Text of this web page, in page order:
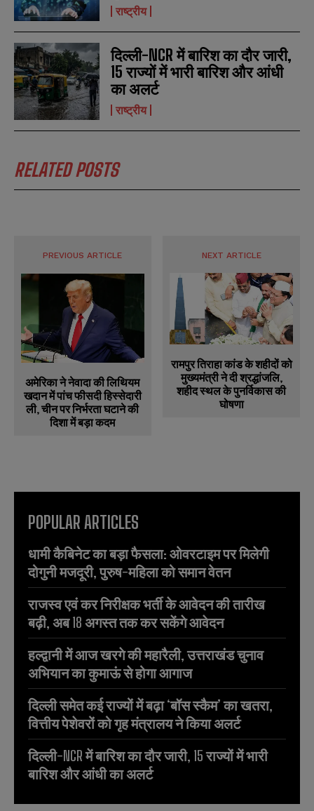
N
e
E
m
b
N
e
E
m
b
राष्ट्रीय
दिल्ली-NCR में बारिश का दौर जारी,
15 राज्यों में भारी बारिश और आंधी
का अलर्ट
राष्ट्रीय
RELATED POSTS
PREVIOUS ARTICLE
अमेरिका ने नेवादा की लिथियम
खदान में पांच फीसदी हिस्सेदारी
ली, चीन पर निर्भरता घटाने की
दिशा में बड़ा कदम
NEXT ARTICLE
रामपुर तिराहा कांड के शहीदों को
मुख्यमंत्री ने दी श्रद्धांजलि,
शहीद स्थल के पुनर्विकास की
घोषणा
POPULAR ARTICLES
धामी कैबिनेट का बड़ा फैसला: ओवरटाइम पर मिलेगी
दोगुनी मजदूरी, पुरुष-महिला को समान वेतन
राजस्व एवं कर निरीक्षक भर्ती के आवेदन की तारीख
बढ़ी, अब 18 अगस्त तक कर सकेंगे आवेदन
हल्द्वानी में आज खरगे की महारैली, उत्तराखंड चुनाव
अभियान का कुमाऊं से होगा आगाज
दिल्ली समेत कई राज्यों में बढ़ा ‘बॉस स्कैम’ का खतरा,
वित्तीय पेशेवरों को गृह मंत्रालय ने किया अलर्ट
दिल्ली-NCR में बारिश का दौर जारी, 15 राज्यों में भारी
बारिश और आंधी का अलर्ट